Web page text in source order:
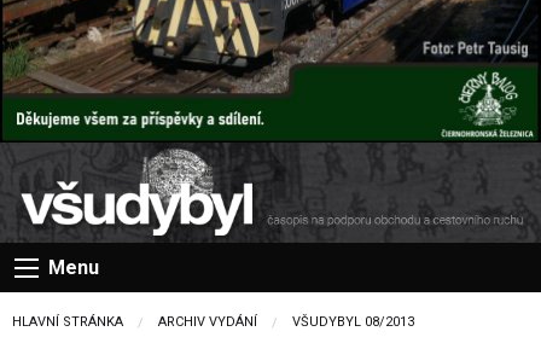
Menu
HLAVNÍ STRÁNKA ARCHIV VYDÁNÍ VŠUDYBYL 08/2013